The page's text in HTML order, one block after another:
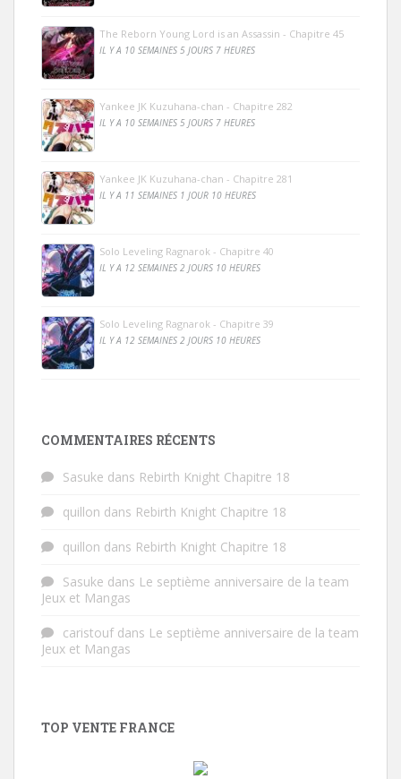
The Reborn Young Lord is an Assassin - Chapitre 45
IL Y A 10 SEMAINES 5 JOURS 7 HEURES
Yankee JK Kuzuhana-chan - Chapitre 282
IL Y A 10 SEMAINES 5 JOURS 7 HEURES
Yankee JK Kuzuhana-chan - Chapitre 281
IL Y A 11 SEMAINES 1 JOUR 10 HEURES
Solo Leveling Ragnarok - Chapitre 40
IL Y A 12 SEMAINES 2 JOURS 10 HEURES
Solo Leveling Ragnarok - Chapitre 39
IL Y A 12 SEMAINES 2 JOURS 10 HEURES
COMMENTAIRES RÉCENTS
Sasuke dans Rebirth Knight Chapitre 18
quillon dans Rebirth Knight Chapitre 18
quillon dans Rebirth Knight Chapitre 18
Sasuke dans Le septième anniversaire de la team
Jeux et Mangas
caristoufdans Le septième anniversaire de la team
Jeux et Mangas
TOP VENTE FRANCE